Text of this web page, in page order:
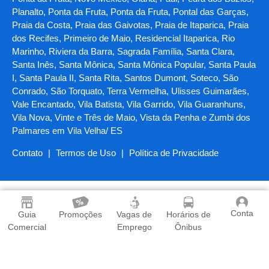
Guia
Comercial
Promoções
Vagas de
Emprego
Horários de
Ônibus
Conta
Planalto, Ponta da Fruta, Ponta da Fruta, Pontal das Garças,
Praia da Costa, Praia das Gaivotas, Praia de Itaparica, Praia
dos Recifes, Primeiro de Maio, Residencial Itaparica, Rio
Marinho, Riviera da Barra, Sagrada Família, Santa Clara,
Santa Inês, Santa Mônica, Santa Mônica Popular, Santa Paula
I, Santa Paula II, Santa Rita, Santos Dumont, Soteco, São
Conrado, São Torquato, Terra Vermelha, Ulisses Guimarães,
Vale Encantado, Vila Batista, Vila Garrido, Vila Guaranhuns,
Vila Nova, Vinte e Três de Maio, Vista da Penha e Zumbi dos
Palmares em Vila Velha/ ES
Contato | Termos de Uso | Política de Privacidade